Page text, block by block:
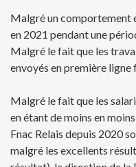
Malgré un comportement
en 2021 pendant une
Malgré le fait que les
envoyés en première
Malgré le fait que les
en étant de moins en
Fnac Relais depuis 2020
malgré les excellents